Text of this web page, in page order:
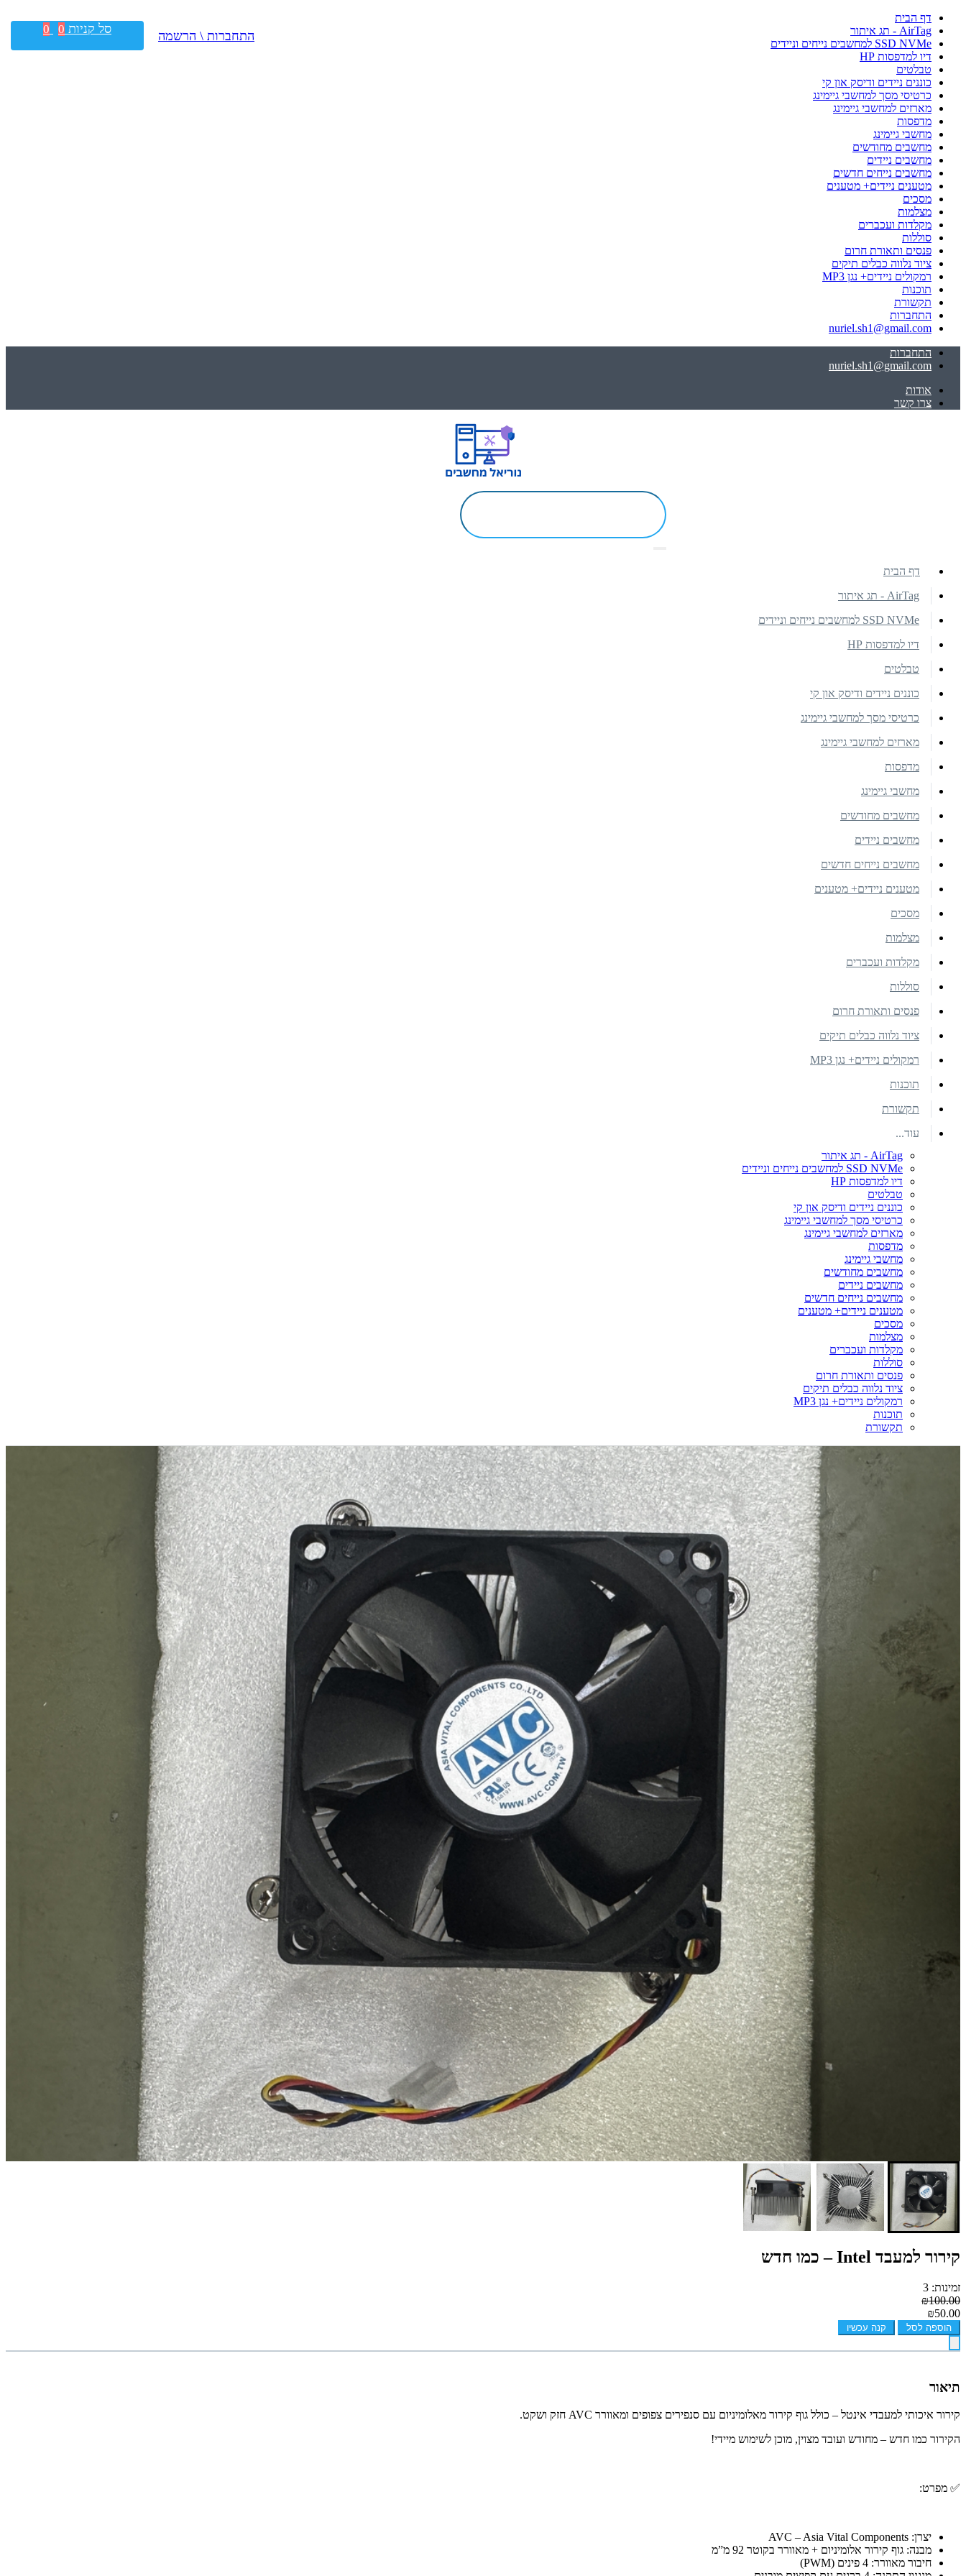
דף הבית
AirTag - תג איתור
SSD NVMe למחשבים נייחים וניידים
דיו למדפסות HP
טבלטים
כוננים ניידים ודיסק און קי
כרטיסי מסך למחשבי גיימינג
מארזים למחשבי גיימינג
מדפסות
מחשבי גיימינג
מחשבים מחודשים
מחשבים ניידים
מחשבים נייחים חדשים
מטענים ניידים+ מטענים
מסכים
מצלמות
מקלדות ועכברים
סוללות
פנסים ותאורת חרום
ציוד נלווה כבלים תיקים
רמקולים ניידים+ נגן MP3
תוכנות
תקשורת
התחברות
nuriel.sh1@gmail.com
התחברות
nuriel.sh1@gmail.com
אודות
צרו קשר
התחברות \ הרשמה סל קניות 0
0
דף הבית
AirTag - תג איתור
SSD NVMe למחשבים נייחים וניידים
דיו למדפסות HP
טבלטים
כוננים ניידים ודיסק און קי
כרטיסי מסך למחשבי גיימינג
מארזים למחשבי גיימינג
מדפסות
מחשבי גיימינג
מחשבים מחודשים
מחשבים ניידים
מחשבים נייחים חדשים
מטענים ניידים+ מטענים
מסכים
מצלמות
מקלדות ועכברים
סוללות
פנסים ותאורת חרום
ציוד נלווה כבלים תיקים
רמקולים ניידים+ נגן MP3
תוכנות
תקשורת
עוד...
AirTag - תג איתור
SSD NVMe למחשבים נייחים וניידים
דיו למדפסות HP
טבלטים
כוננים ניידים ודיסק און קי
כרטיסי מסך למחשבי גיימינג
מארזים למחשבי גיימינג
מדפסות
מחשבי גיימינג
מחשבים מחודשים
מחשבים ניידים
מחשבים נייחים חדשים
מטענים ניידים+ מטענים
מסכים
מצלמות
מקלדות ועכברים
סוללות
פנסים ותאורת חרום
ציוד נלווה כבלים תיקים
רמקולים ניידים+ נגן MP3
תוכנות
תקשורת
קירור למעבד Intel – כמו חדש
זמינות: 3
₪100.00
₪50.00
הוספה לסל קנה עכשיו
תיאור
קירור איכותי למעבדי אינטל – כולל גוף קירור מאלומיניום עם סנפירים צפופים ומאוורר AVC חזק ושקט.
הקירור כמו חדש – מחודש ועובד מצוין, מוכן לשימוש מיידי!
✅ מפרט:
יצרן: AVC – Asia Vital Components
מבנה: גוף קירור אלומיניום + מאוורר בקוטר 92 מ”מ
חיבור מאוורר: 4 פינים (PWM)